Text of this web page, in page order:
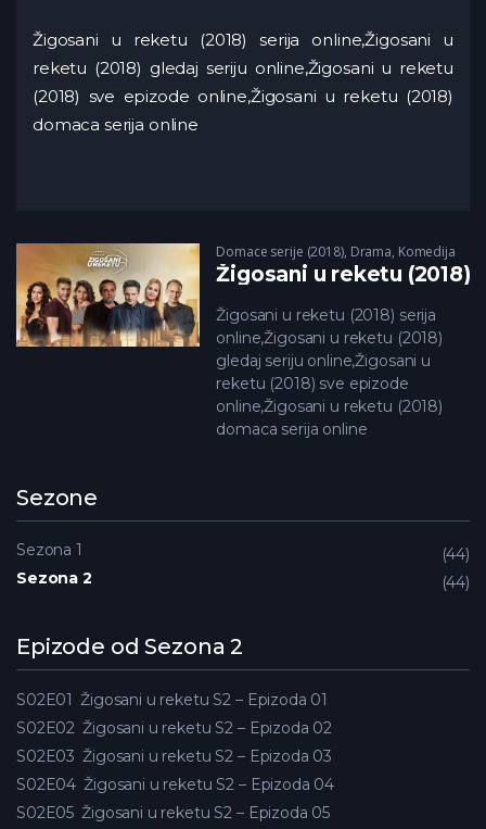
Žigosani u reketu (2018) serija online,Žigosani u
reketu (2018) gledaj seriju online,Žigosani u reketu
(2018) sve epizode online,Žigosani u reketu (2018)
domaca serija online
Domace serije (2018), Drama, Komedija
Žigosani u reketu (2018)
Žigosani u reketu (2018) serija
online,Žigosani u reketu (2018)
gledaj seriju online,Žigosani u
reketu (2018) sve epizode
online,Žigosani u reketu (2018)
domaca serija online
Sezone
Sezona 1
44
Sezona 2
44
Epizode od Sezona 2
S02E01 Žigosani u reketu S2 – Epizoda 01
S02E02 Žigosani u reketu S2 – Epizoda 02
S02E03 Žigosani u reketu S2 – Epizoda 03
S02E04 Žigosani u reketu S2 – Epizoda 04
S02E05 Žigosani u reketu S2 – Epizoda 05